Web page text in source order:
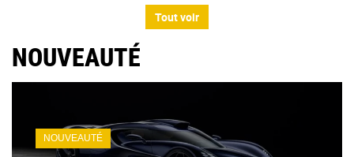
Tout voir
NOUVEAUTÉ
NOUVEAUTÉ